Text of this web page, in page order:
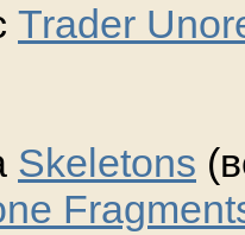
Trader
Skeletons